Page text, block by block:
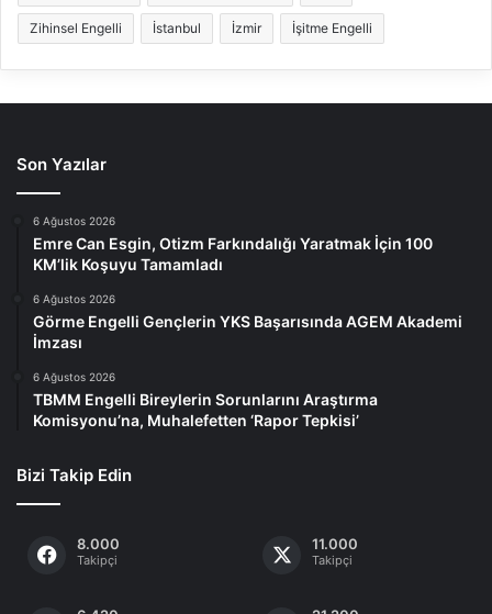
Zihinsel Engelli İstanbul İzmir İşitme Engelli
Son Yazılar
6 Ağustos 2026
Emre Can Esgin, Otizm Farkındalığı Yaratmak İçin 100
KM’lik Koşuyu Tamamladı
6 Ağustos 2026
Görme Engelli Gençlerin YKS Başarısında AGEM Akademi
İmzası
6 Ağustos 2026
TBMM Engelli Bireylerin Sorunlarını Araştırma
Komisyonu’na, Muhalefetten ‘Rapor Tepkisi’
Bizi Takip Edin
8.000
Takipçi
11.000
Takipçi